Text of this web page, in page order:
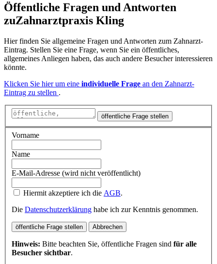
Öffentliche Fragen und Antworten
zuZahnarztpraxis Kling
Hier finden Sie allgemeine Fragen und Antworten zum Zahnarzt-
Eintrag. Stellen Sie eine Frage, wenn Sie ein öffentliches,
allgemeines Anliegen haben, das auch andere Besucher interessieren
könnte.
Klicken Sie hier um eine individuelle Frage an den Zahnarzt-
Eintrag zu stellen .
öffentliche Frage stellen
Vorname
Name
E-Mail-Adresse (wird nicht veröffentlicht)
Hiermit akzeptiere ich die AGB.
Die Datenschutzerklärung habe ich zur Kenntnis genommen.
öffentliche Frage stellen Abbrechen
Hinweis: Bitte beachten Sie, öffentliche Fragen sind für alle
Besucher sichtbar.